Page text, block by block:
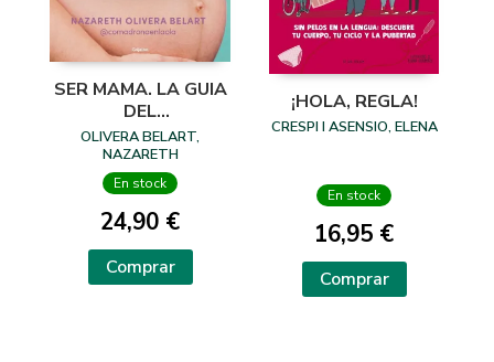
SER MAMA. LA GUIA
DEL
EMBARAZO,PARTO..
OLIVERA BELART,
NAZARETH
En stock
24,90 €
Comprar
¡HOLA, REGLA!
CRESPI I ASENSIO, ELENA
En stock
16,95 €
Comprar